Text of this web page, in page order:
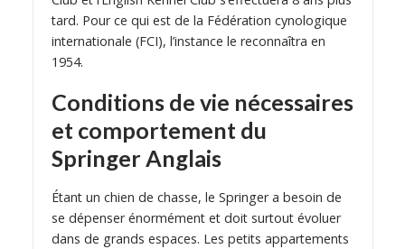
tard. Pour ce qui est de la Fédération cynologique
internationale (FCI), l’instance le reconnaîtra en
1954.
Conditions de vie nécessaires
et comportement du
Springer Anglais
Étant un chien de chasse, le Springer a besoin de
se dépenser énormément et doit surtout évoluer
dans de grands espaces. Les petits appartements